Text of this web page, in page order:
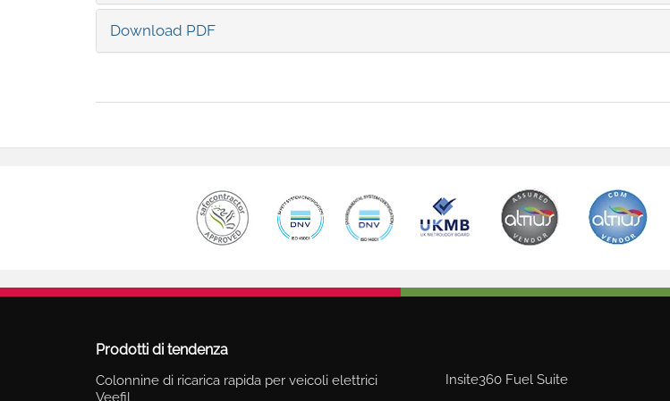
Download PDF
Prodotti di tendenza
Colonnine di ricarica rapida per veicoli elettrici
Veefil
Insite360 Fuel Suite